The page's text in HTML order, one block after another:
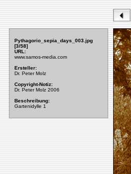
Pythagorio_sepia_days_003.jpg
[3/58]
URL:
www.samos-media.com
Ersteller:
Dr. Peter Molz
Copyright-Notiz:
Dr. Peter Molz 2006
Beschreibung:
Gartenidylle 1